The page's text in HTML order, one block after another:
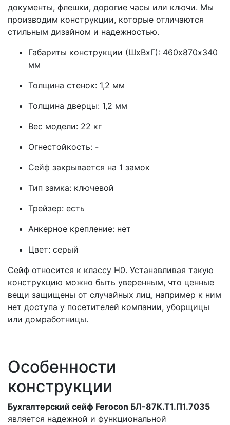
документы, флешки, дорогие часы или ключи. Мы
производим конструкции, которые отличаются
стильным дизайном и надежностью.
Габариты конструкции (ШхВхГ): 460х870х340
мм
Толщина стенок: 1,2 мм
Толщина дверцы: 1,2 мм
Вес модели: 22 кг
Огнестойкость: -
Сейф закрывается на 1 замок
Тип замка: ключевой
Трейзер: есть
Анкерное крепление: нет
Цвет: серый
Сейф относится к классу Н0. Устанавливая такую
конструкцию можно быть уверенным, что ценные
вещи защищены от случайных лиц, например к ним
нет доступа у посетителей компании, уборщицы
или домработницы.
Особенности
конструкции
Бухгалтерский сейф Ferocon БЛ-87К.Т1.П1.7035
является надежной и функциональной